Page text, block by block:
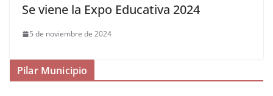
Se viene la Expo Educativa 2024
5 de noviembre de 2024
Pilar Municipio